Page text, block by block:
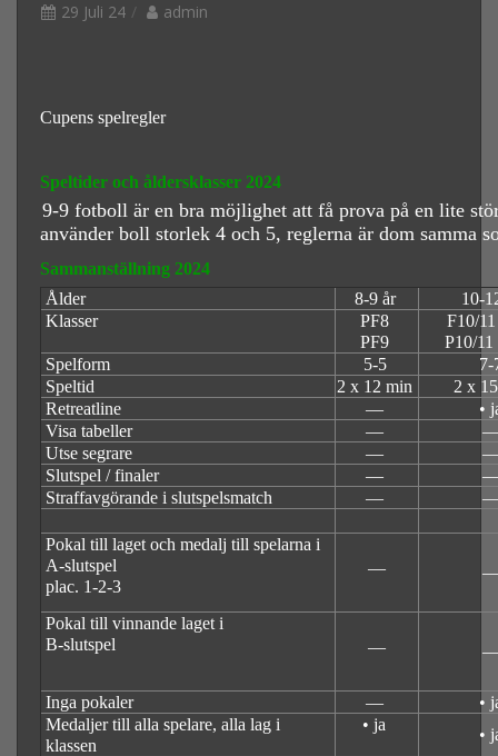
29 Juli 24 admin
Cupens spelregler
Speltider och åldersklasser 2024
9-9 fotboll är en bra möjlighet att få prova på en lite
använder boll storlek 4 och 5, reglerna är dom samma
Sammanställning 2024
Ålder
8-9 år
10-
Klasser
PF8
PF9
F10/
P10/11
Spelform
5-5
7-
Speltid
2 x 12 min
2 x
Retreatline
—
•
Visa tabeller
—
Utse segrare
—
Slutspel / finaler
—
Straffavgörande i slutspelsmatch
—
Pokal till laget och medalj till spelarna i
A-slutspel
plac. 1-2-3
—
Pokal till vinnande laget i
B-slutspel
—
Inga pokaler —
•
Medaljer till alla spelare, alla lag i
klassen
• ja
•